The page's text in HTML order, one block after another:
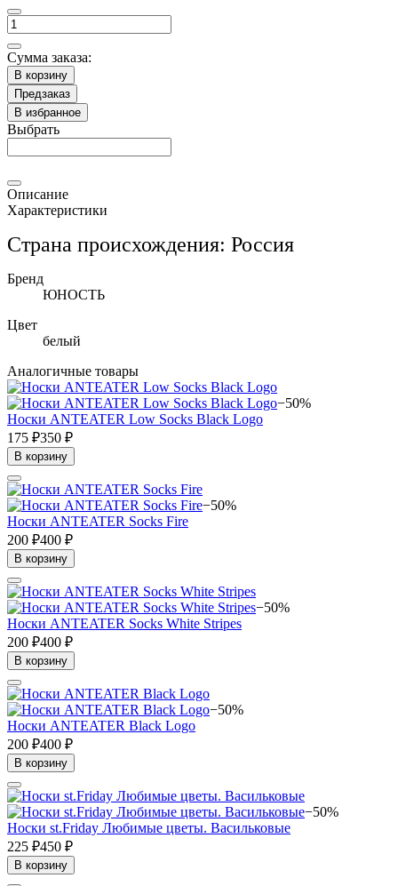
Сумма заказа:
В корзину
Предзаказ
В избранное
Выбрать
Описание
Характеристики
Страна происхождения: Россия
Бренд
ЮНОСТЬ
Цвет
белый
Аналогичные товары
−50%
Носки ANTEATER Low Socks Black Logo
175 ₽350 ₽
В корзину
−50%
Носки ANTEATER Socks Fire
200 ₽400 ₽
В корзину
−50%
Носки ANTEATER Socks White Stripes
200 ₽400 ₽
В корзину
−50%
Носки ANTEATER Black Logo
200 ₽400 ₽
В корзину
−50%
Носки st.Friday Любимые цветы. Васильковые
225 ₽450 ₽
В корзину